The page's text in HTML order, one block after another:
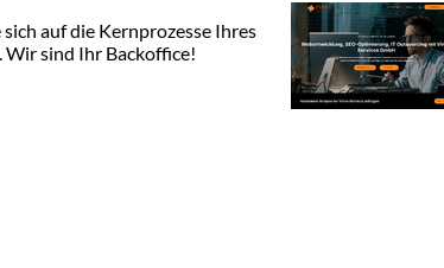
auf die Kernprozesse Ihres
sind Ihr Backoffice!